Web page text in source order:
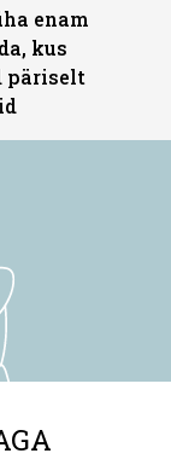
enam
kus
päriselt